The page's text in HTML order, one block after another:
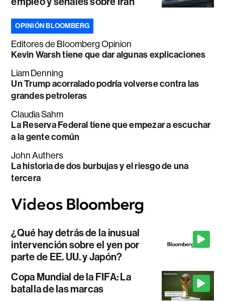
OPINIÓN BLOOMBERG
Editores de Bloomberg Opinion
Kevin Warsh tiene que dar algunas explicaciones
Liam Denning
Un Trump acorralado podría volverse contra las
grandes petroleras
Claudia Sahm
La Reserva Federal tiene que empezar a escuchar
a la gente común
John Authers
La historia de dos burbujas y el riesgo de una
tercera
¿Qué hay detrás de la inusual
intervención sobre el yen por
parte de EE. UU. y Japón?
Copa Mundial de la FIFA: La
batalla de las marcas